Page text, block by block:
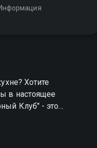
Хотите
в настоящее
Клуб" - это
Кулинарный